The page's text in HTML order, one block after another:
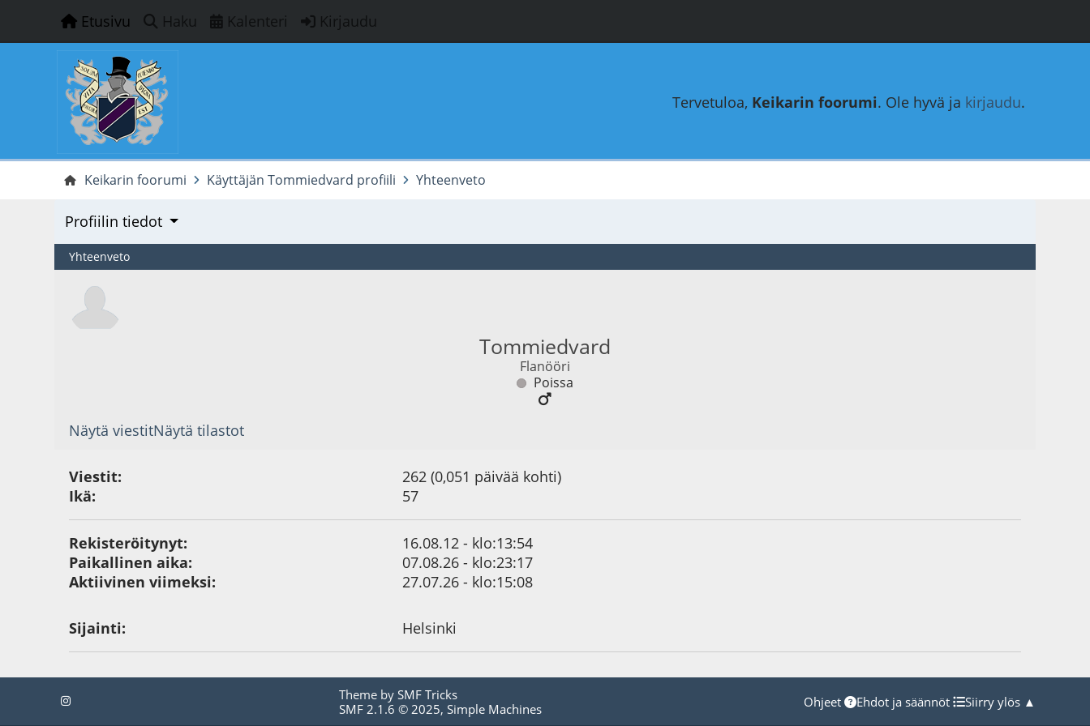
Etusivu Haku Kalenteri Kirjaudu
Tervetuloa, Keikarin foorumi. Ole hyvä ja kirjaudu.
Keikarin foorumi Käyttäjän Tommiedvard profiili Yhteenveto
Profiilin tiedot
Yhteenveto
Tommiedvard
Flanööri
Poissa
Näytä viestitNäytä tilastot
Viestit:
262 (0,051 päivää kohti)
Ikä:
57
Rekisteröitynyt:
16.08.12 - klo:13:54
Paikallinen aika:
07.08.26 - klo:23:17
Aktiivinen viimeksi:
27.07.26 - klo:15:08
Sijainti: Helsinki
Theme by SMF Tricks
SMF 2.1.6 © 2025, Simple Machines Ohjeet Ehdot ja säännöt Siirry ylös ▲